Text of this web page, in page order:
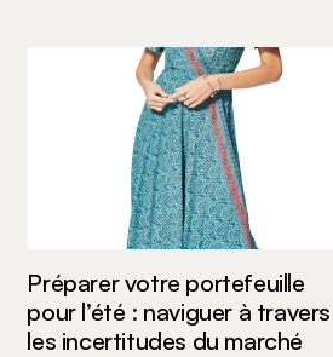
Préparer votre portefeuille
pour l’été : naviguer à travers
les incertitudes du marché